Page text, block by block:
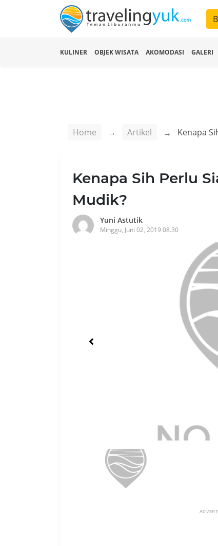
KULINER OBJEK WISATA AKOMODASI GALERI
Home Artikel Kenapa
Kenapa Sih Perlu
Mudik?
Yuni Astutik
Minggu, Juni 02, 2019 08.30